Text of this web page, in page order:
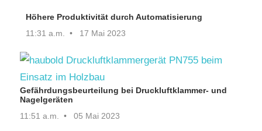
Höhere Produktivität durch Automatisierung
11:31 a.m.
17 Mai 2023
Gefährdungsbeurteilung bei Druckluftklammer- und
Nagelgeräten
11:51 a.m.
05 Mai 2023